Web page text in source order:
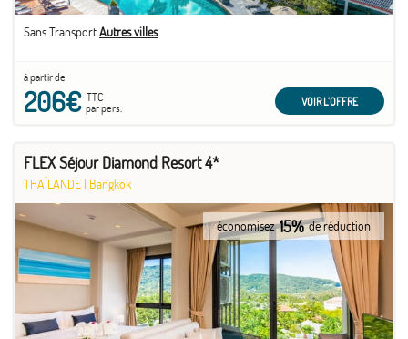
Sans TransportAutres villes
à partir de
206€TTC
par pers.
VOIR L'OFFRE
FLEX Séjour Diamond Resort 4*
THAÏLANDE | Bangkok
économisez 15% de réduction